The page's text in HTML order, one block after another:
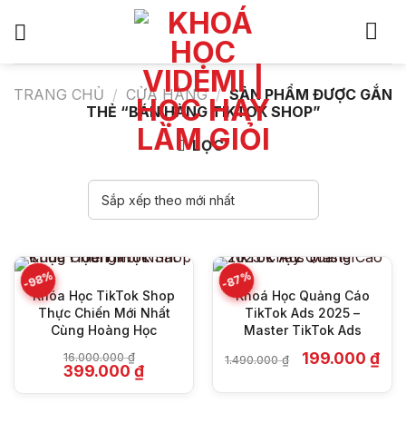
TRANG CHỦ / CỬA HÀNG / SẢN PHẨM ĐƯỢC GẮN
THẺ “BÁN HÀNG TIKTOK SHOP”
LỌC
-98%
Khóa Học TikTok Shop
Thực Chiến Mới Nhất
Cùng Hoàng Học
16.000.000₫
Giá
gốc
399.000 ₫Giá
-87%
Khoá Học Quảng Cáo
TikTok Ads 2025 –
Master TikTok Ads
1.490.000₫ Giá
gốc
199.000 ₫Giá
hiện